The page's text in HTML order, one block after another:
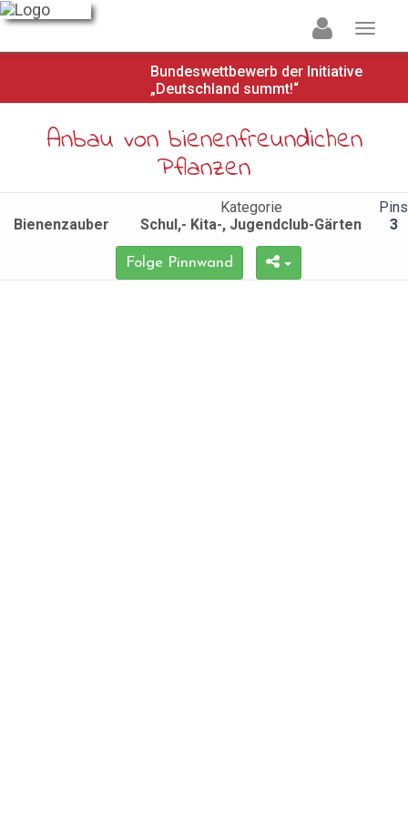
Bundeswettbewerb der Initiative
„Deutschland summt!“
Anbau von bienenfreundichen
Pflanzen
Bienenzauber
Kategorie
Schul,- Kita-, Jugendclub-Gärten
Pins
3
Folge Pinnwand